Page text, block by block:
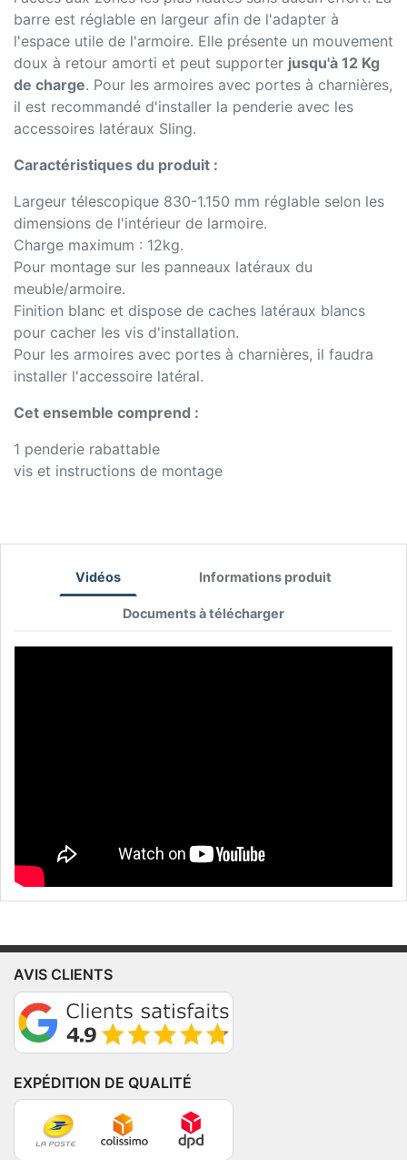
barre est réglable en largeur afin de l'adapter à
l'espace utile de l'armoire. Elle présente un mouvement
doux à retour amorti et peut supporter jusqu'à 12 Kg
de charge. Pour les armoires avec portes à charnières,
il est recommandé d'installer la penderie avec les
accessoires latéraux Sling.
Caractéristiques du produit :
Largeur télescopique 830-1.150 mm réglable selon les
dimensions de l'intérieur de larmoire.
Charge maximum : 12kg.
Pour montage sur les panneaux latéraux du
meuble/armoire.
Finition blanc et dispose de caches latéraux blancs
pour cacher les vis d'installation.
Pour les armoires avec portes à charnières, il faudra
installer l'accessoire latéral.
Cet ensemble comprend :
1 penderie rabattable
vis et instructions de montage
Vidéos Informations produit
Documents à télécharger
AVIS CLIENTS
EXPÉDITION DE QUALITÉ